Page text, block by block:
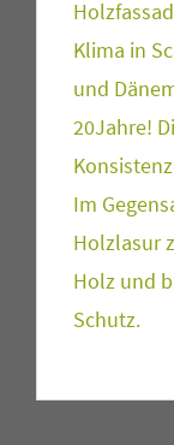
Klima in
und
20Jahre!
Im
Holzlasur
Holz und
Schutz.